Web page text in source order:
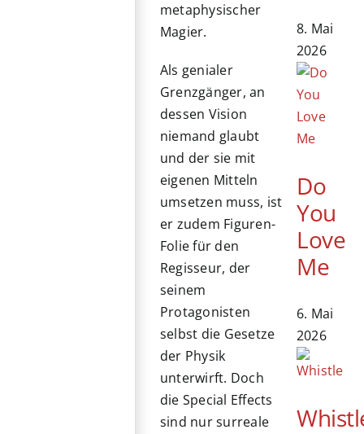
metaphysischer
Magier.
Als genialer
Grenzgänger, an
dessen Vision
niemand glaubt
und der sie mit
eigenen Mitteln
umsetzen muss, ist
er zudem Figuren-
Folie für den
Regisseur, der
seinem
Protagonisten
selbst die Gesetze
der Physik
unterwirft. Doch
die Special Effects
sind nur surreale
8. Mai
2026
Do
You
Love
Me
6. Mai
2026